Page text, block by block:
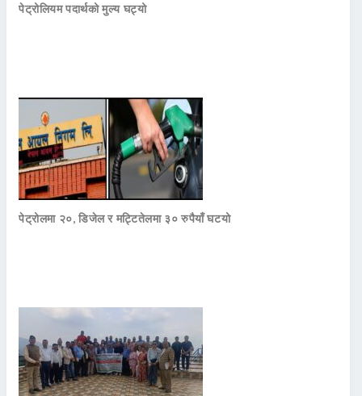
पेट्रोलियम पदार्थको मुल्य घट्यो
पेट्रोलमा २०, डिजेल र मट्टितेलमा ३० रुपैयाँ घटयो